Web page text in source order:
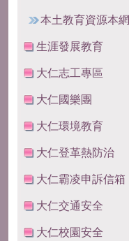
本土教育資源本網
生涯發展教育
大仁志工專區
大仁國樂團
大仁環境教育
大仁登革熱防治
大仁霸凌申訴信箱
大仁交通安全
大仁校園安全